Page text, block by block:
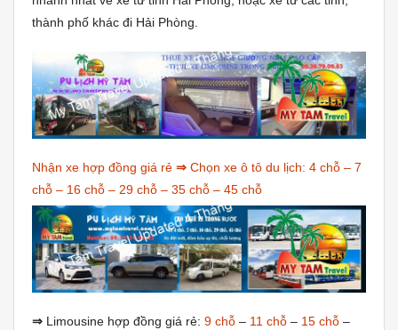
thành phố khác đi Hải Phòng.
Nhận xe hợp đồng giá rẻ ⇒ Chọn xe ô tô du lịch: 4 chỗ – 7
chỗ – 16 chỗ – 29 chỗ – 35 chỗ – 45 chỗ
⇒ Limousine hợp đồng giá rẻ: 9 chỗ – 11 chỗ – 15 chỗ –